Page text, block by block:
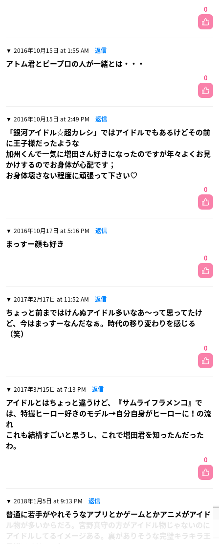
0
2016年10月15日 at 1:55 AM 返信
アトム君とビープロの人が一緒とは・・・
0
2016年10月15日 at 2:49 PM 返信
「銀河アイドル☆超カレシ」ではアイドルでもあるけどその前
に王子様だったような
加州くんで一気に増田さん好きになったのですが年々よくお見
かけするのでお身体が心配です；
お身体壊さない程度に頑張って下さい♡
0
2016年10月17日 at 5:16 PM 返信
まっすー顔も好き
0
2017年2月17日 at 11:52 AM 返信
ちょっと前まではけんぬアイドル多いなあ〜って思ってたけ
ど、今はまっすーなんだなぁ。時代の移り変わりを感じる
（笑）
0
2017年3月15日 at 7:13 PM 返信
アイドルとはちょっと違うけど、『サムライフラメンコ』で
は、特撮ヒーロー好きのモデル→自分自身がヒーローに！の流
れ
これも結構すごいと思うし、これで増田君を知ったんだった
わ。
0
2018年1月5日 at 9:13 PM 返信
普通に若手がやれそうなアプリとかゲームとかアニメがアイド
ル物が多いからだろ。宮野真守の方がアイドル物じゃないのに
アイドルしてるイメージある。裏がありそうな完璧キラキラ王